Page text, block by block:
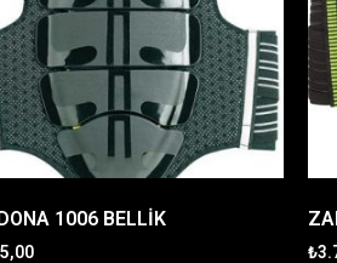
1006 BELLİK
₺